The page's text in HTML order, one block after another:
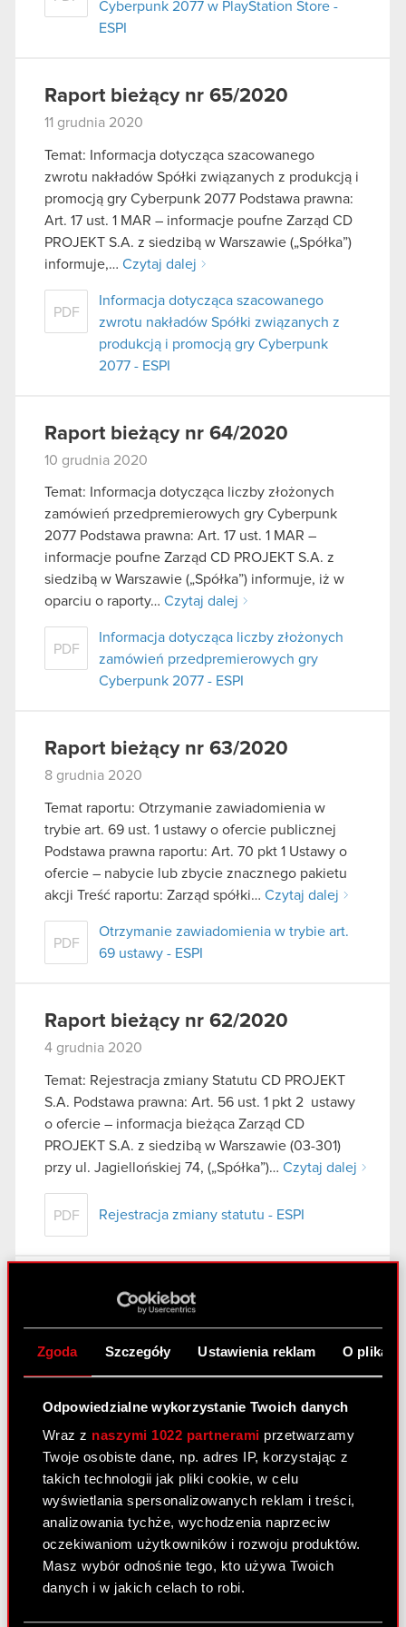
Zgoda Szczegóły Ustawienia reklam O
Odpowiedzialne wykorzystanie Twoich danych
Wraz z naszymi 1022 partnerami przetwarzamy
Twoje osobiste dane, np. adres IP, korzystając z
takich technologii jak pliki cookie, w celu
wyświetlania spersonalizowanych reklam i treści,
analizowania tychże, wychodzenia naprzeciw
oczekiwaniom użytkowników i rozwoju produktów.
Masz wybór odnośnie tego, kto używa Twoich
danych i w jakich celach to robi.
Cyberpunk 2077 w PlayStation Store -
ESPI
Raport bieżący nr 65/2020
11 grudnia 2020
Temat: Informacja dotycząca szacowanego
zwrotu nakładów Spółki związanych z produkcją i
promocją gry Cyberpunk 2077 Podstawa prawna:
Art. 17 ust. 1 MAR – informacje poufne Zarząd CD
PROJEKT S.A. z siedzibą w Warszawie („Spółka”)
informuje,… Czytaj dalej
PDF
Informacja dotycząca szacowanego
zwrotu nakładów Spółki związanych z
produkcją i promocją gry Cyberpunk
2077 - ESPI
Raport bieżący nr 64/2020
10 grudnia 2020
Temat: Informacja dotycząca liczby złożonych
zamówień przedpremierowych gry Cyberpunk
2077 Podstawa prawna: Art. 17 ust. 1 MAR –
informacje poufne Zarząd CD PROJEKT S.A. z
siedzibą w Warszawie („Spółka”) informuje, iż w
oparciu o raporty… Czytaj dalej
PDF
Informacja dotycząca liczby złożonych
zamówień przedpremierowych gry
Cyberpunk 2077 - ESPI
Raport bieżący nr 63/2020
8 grudnia 2020
Temat raportu: Otrzymanie zawiadomienia w
trybie art. 69 ust. 1 ustawy o ofercie publicznej
Podstawa prawna raportu: Art. 70 pkt 1 Ustawy o
ofercie – nabycie lub zbycie znacznego pakietu
akcji Treść raportu: Zarząd spółki… Czytaj dalej
PDF
Otrzymanie zawiadomienia w trybie art.
69 ustawy - ESPI
Raport bieżący nr 62/2020
4 grudnia 2020
Temat: Rejestracja zmiany Statutu CD PROJEKT
S.A. Podstawa prawna: Art. 56 ust. 1 pkt 2 ustawy
o ofercie – informacja bieżąca Zarząd CD
PROJEKT S.A. z siedzibą w Warszawie (03-301)
przy ul. Jagiellońskiej 74, („Spółka”)… Czytaj dalej
PDF Rejestracja zmiany statutu - ESPI
Raport bieżący nr 61/2020/K
Temat: Korekta raportu bieżącego nr 61/2020
Podstawa prawna: Art. 17 ust. 1 MAR – informacje
Warszawie (dalej: „Spółka”) przekazuje niniejszym
do publicznej wiadomości korektę omyłki
pisarskiej zaistniałej…Czytaj dalej
PDF
Podwyższenie kapitału zakładowego -
korekta
Raport bieżący nr 60/2020/K